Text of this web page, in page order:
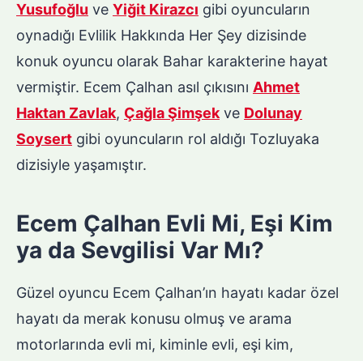
Yusufoğlu ve Yiğit Kirazcı gibi oyuncuların
oynadığı Evlilik Hakkında Her Şey dizisinde
konuk oyuncu olarak Bahar karakterine hayat
vermiştir. Ecem Çalhan asıl çıkısını Ahmet
Haktan Zavlak, Çağla Şimşekve Dolunay
Soysert gibi oyuncuların rol aldığı Tozluyaka
dizisiyle yaşamıştır.
Ecem Çalhan Evli Mi, Eşi Kim
ya da Sevgilisi Var Mı?
Güzel oyuncu Ecem Çalhan’ın hayatı kadar özel
hayatı da merak konusu olmuş ve arama
motorlarında evli mi, kiminle evli, eşi kim,